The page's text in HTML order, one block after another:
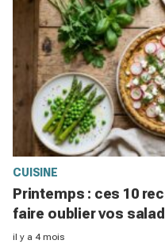
CUISINE
Printemps : ces 10
faire oublier vos
il y a 4 mois